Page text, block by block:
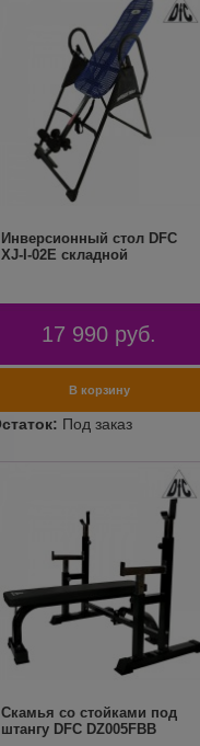
Инверсионный стол DFC
XJ-I-02E складной
17 990 руб.
Скамья со стойками под
штангу DFC DZ005FBB